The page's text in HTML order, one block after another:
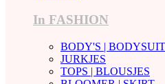
In FASHION
BODY'S |
JURKJES
TOPS | BLOUSJES